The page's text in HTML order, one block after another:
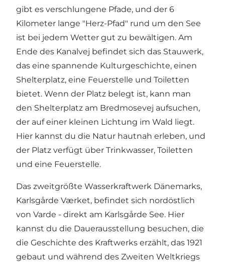
gibt es verschlungene Pfade, und der 6
Kilometer lange "Herz-Pfad" rund um den See
ist bei jedem Wetter gut zu bewältigen. Am
Ende des Kanalvej befindet sich das Stauwerk,
das eine spannende Kulturgeschichte, einen
Shelterplatz, eine Feuerstelle und Toiletten
bietet. Wenn der Platz belegt ist, kann man
den Shelterplatz am Bredmosevej aufsuchen,
der auf einer kleinen Lichtung im Wald liegt.
Hier kannst du die Natur hautnah erleben, und
der Platz verfügt über Trinkwasser, Toiletten
und eine Feuerstelle.
Das zweitgrößte Wasserkraftwerk Dänemarks,
Karlsgårde Værket, befindet sich nordöstlich
von Varde - direkt am Karlsgårde See. Hier
kannst du die Dauerausstellung besuchen, die
die Geschichte des Kraftwerks erzählt, das 1921
gebaut und während des Zweiten Weltkriegs